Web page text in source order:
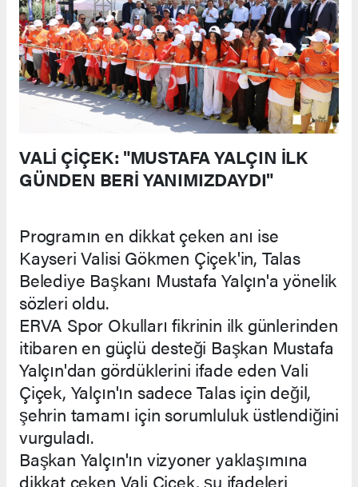
VALİ ÇİÇEK: "MUSTAFA YALÇIN İLK
GÜNDEN BERİ YANIMIZDAYDI"
Programın en dikkat çeken anı ise
Kayseri Valisi Gökmen Çiçek'in, Talas
Belediye Başkanı Mustafa Yalçın'a yönelik
sözleri oldu.
ERVA Spor Okulları fikrinin ilk günlerinden
itibaren en güçlü desteği Başkan Mustafa
Yalçın'dan gördüklerini ifade eden Vali
Çiçek, Yalçın'ın sadece Talas için değil,
şehrin tamamı için sorumluluk üstlendiğini
vurguladı.
Başkan Yalçın'ın vizyoner yaklaşımına
dikkat çeken Vali Çiçek, şu ifadeleri